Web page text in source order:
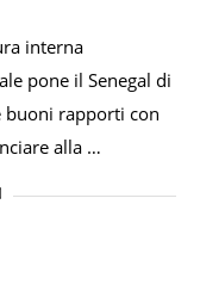
interna
pone il Senegal di
buoni rapporti con
alla …